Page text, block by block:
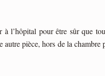
l’hôpital pour être sûr que
pièce, hors de la